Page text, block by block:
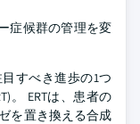
症候群の管理を変
すべき進歩の1つ
。 ERTは、患者の
を置き換える合成